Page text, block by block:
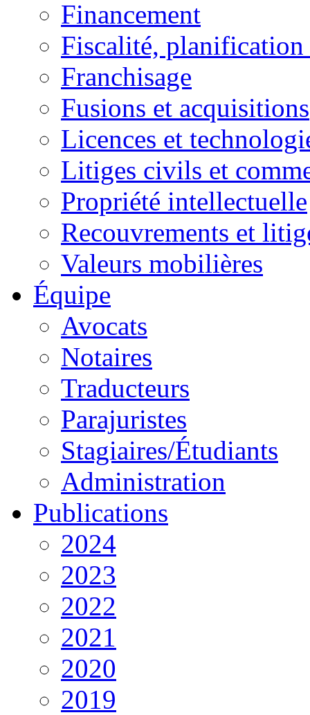
Financement
Fiscalité, planification
Franchisage
Fusions et acquisitions
Licences et
Litiges civils et
Propriété intellectuelle
Recouvrements et
Valeurs mobilières
Équipe
Avocats
Notaires
Traducteurs
Parajuristes
Stagiaires/Étudiants
Administration
Publications
2024
2023
2022
2021
2020
2019